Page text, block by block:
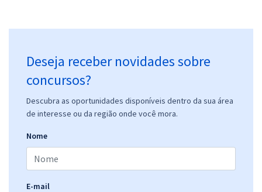
Deseja receber novidades sobre
concursos?
Descubra as oportunidades disponíveis dentro da sua área
de interesse ou da região onde você mora.
Nome
E-mail